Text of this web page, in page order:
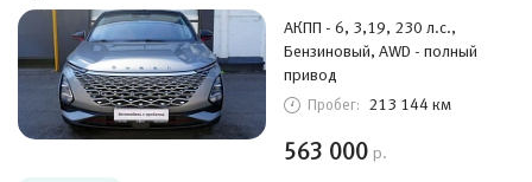
АКПП - 6, 3,19, 230 л.с.,
Бензиновый, AWD - полный
привод
Пробег: 213 144 км
563 000 р.